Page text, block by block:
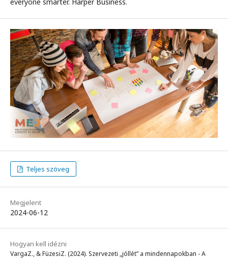
Teljes szöveg
Megjelent
2024-06-12
Hogyan kell idézni
VargaZ., & FüzesiZ. (2024). Szervezeti „jóllét” a mindennapokban - A